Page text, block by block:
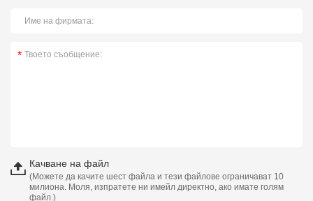
Качване на файл
(Можете да качите шест файла и тези файлове ограничават 10
милиона. Моля, изпратете ни имейл директно, ако имате голям
файл.)